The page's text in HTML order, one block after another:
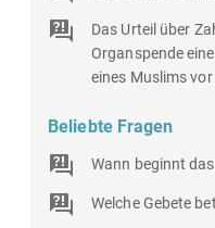
Das Urteil über
Organspende
eines Muslims vor
Beliebte Fragen
Wann beginnt
Welche Gebete